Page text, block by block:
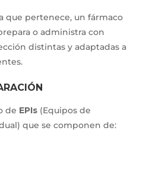
que pertenece, un fármaco
o administra con
distintas y adaptadas a
de EPIs (Equipos de
que se componen de: